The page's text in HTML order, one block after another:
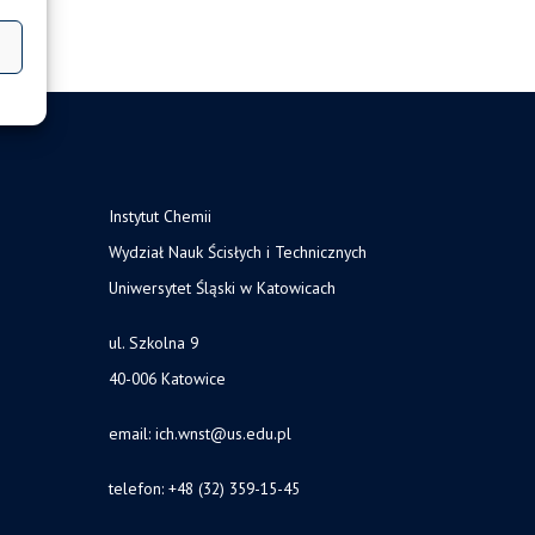
Instytut Chemii
Wydział Nauk Ścisłych i Technicznych
Uniwersytet Śląski w Katowicach
ul. Szkolna 9
40-006 Katowice
email: ich.wnst@us.edu.pl
telefon: +48 (32) 359-15-45